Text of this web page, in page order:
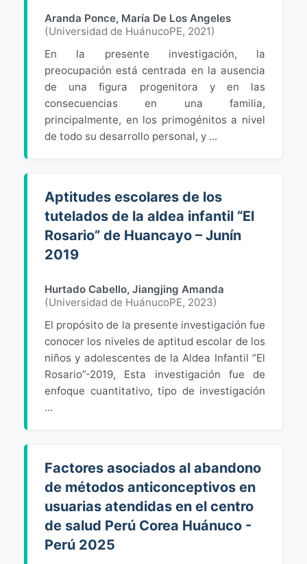
Aranda Ponce, María De Los Angeles
(Universidad de HuánucoPE, 2021)
En la presente investigación, la
preocupación está centrada en la ausencia
de una figura progenitora y en las
consecuencias en una familia,
principalmente, en los primogénitos a nivel
de todo su desarrollo personal, y ...
Aptitudes escolares de los
tutelados de la aldea infantil “El
Rosario” de Huancayo – Junín
2019
Hurtado Cabello, Jiangjing Amanda
(Universidad de HuánucoPE, 2023)
El propósito de la presente investigación fue
conocer los niveles de aptitud escolar de los
niños y adolescentes de la Aldea Infantil “El
Rosario”-2019, Esta investigación fue de
enfoque cuantitativo, tipo de investigación
...
Factores asociados al abandono
de métodos anticonceptivos en
usuarias atendidas en el centro
de salud Perú Corea Huánuco -
Perú 2025